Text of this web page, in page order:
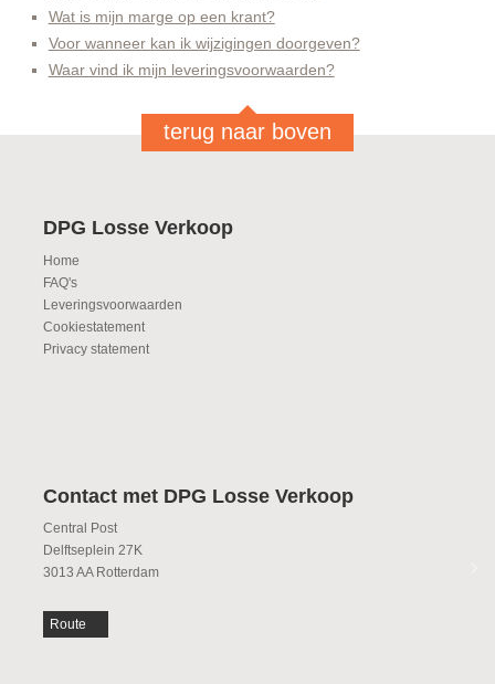
Wat is mijn marge op een krant?
Voor wanneer kan ik wijzigingen doorgeven?
Waar vind ik mijn leveringsvoorwaarden?
terug naar boven
DPG Losse Verkoop
Home
FAQ's
Leveringsvoorwaarden
Cookiestatement
Privacy statement
Contact met DPG Losse Verkoop
Central Post
Delftseplein 27K
3013 AA Rotterdam
Route